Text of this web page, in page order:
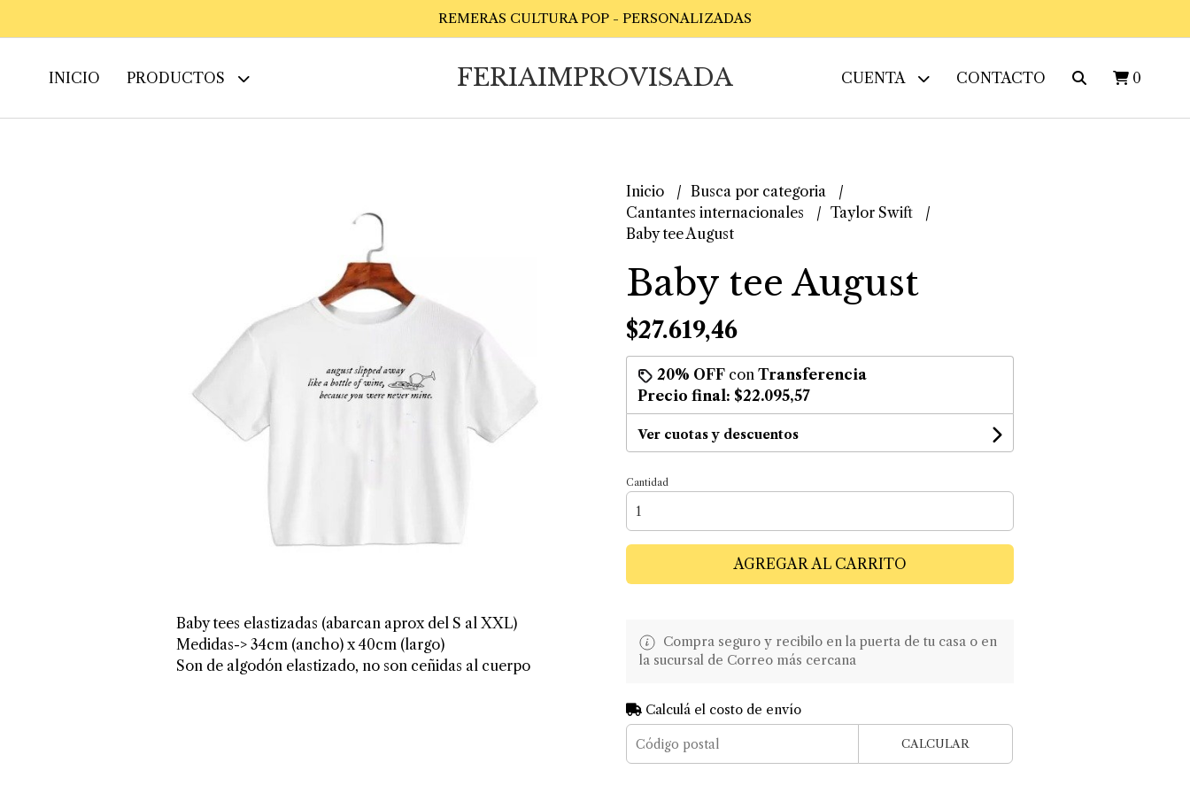
REMERAS CULTURA POP - PERSONALIZADAS
INICIO PRODUCTOS FERIAIMPROVISADA CUENTA CONTACTO 0
Baby tees elastizadas (abarcan aprox del S al XXL)
Medidas-> 34cm (ancho) x 40cm (largo)
Son de algodón elastizado, no son ceñidas al cuerpo
Inicio
Busca por categoria
Cantantes internacionales
Taylor Swift
Baby tee August
Baby tee August
$27.619,46
20% OFF con Transferencia
Precio final: $22.095,57
Ver cuotas y descuentos
Cantidad
AGREGAR AL CARRITO
Compra seguro y recibilo en la puerta de tu casa o en
la sucursal de Correo más cercana
Calculá el costo de envío
CALCULAR